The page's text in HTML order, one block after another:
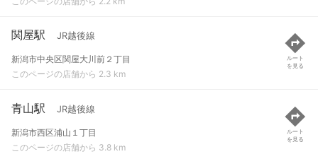
関屋駅 JR越後線
新潟市中央区関屋大川前２丁目
このページの店舗から 2.3 km
ルート
を見る
青山駅 JR越後線
新潟市西区浦山１丁目
このページの店舗から 3.8 km
ルート
を見る